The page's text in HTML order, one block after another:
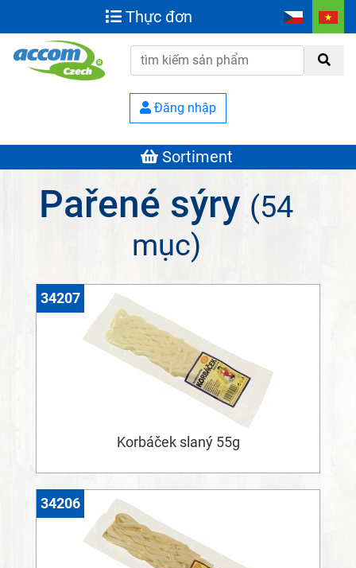
Thực đơn
Đăng nhập
Sortiment
Pařené sýry (54
mục)
Korbáček slaný 55g
34207
34206